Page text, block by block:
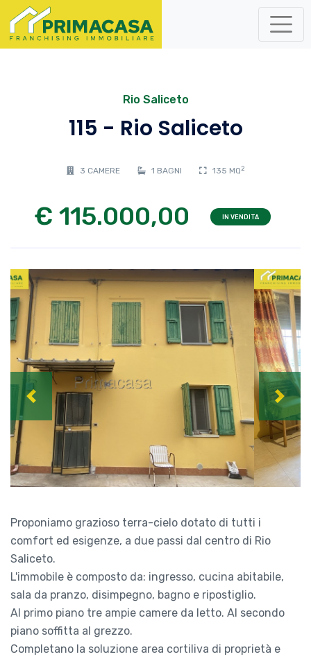
Rio Saliceto
115 - Rio Saliceto
3 CAMERE 1 BAGNI 135 MQ 2
€ 115.000,00 IN VENDITA
Previous Next
Proponiamo grazioso terra-cielo dotato di tutti i
comfort ed esigenze, a due passi dal centro di Rio
Saliceto.
L'immobile è composto da: ingresso, cucina abitabile,
sala da pranzo, disimpegno, bagno e ripostiglio.
Al primo piano tre ampie camere da letto. Al secondo
piano soffitta al grezzo.
Completano la soluzione area cortiliva di proprietà e